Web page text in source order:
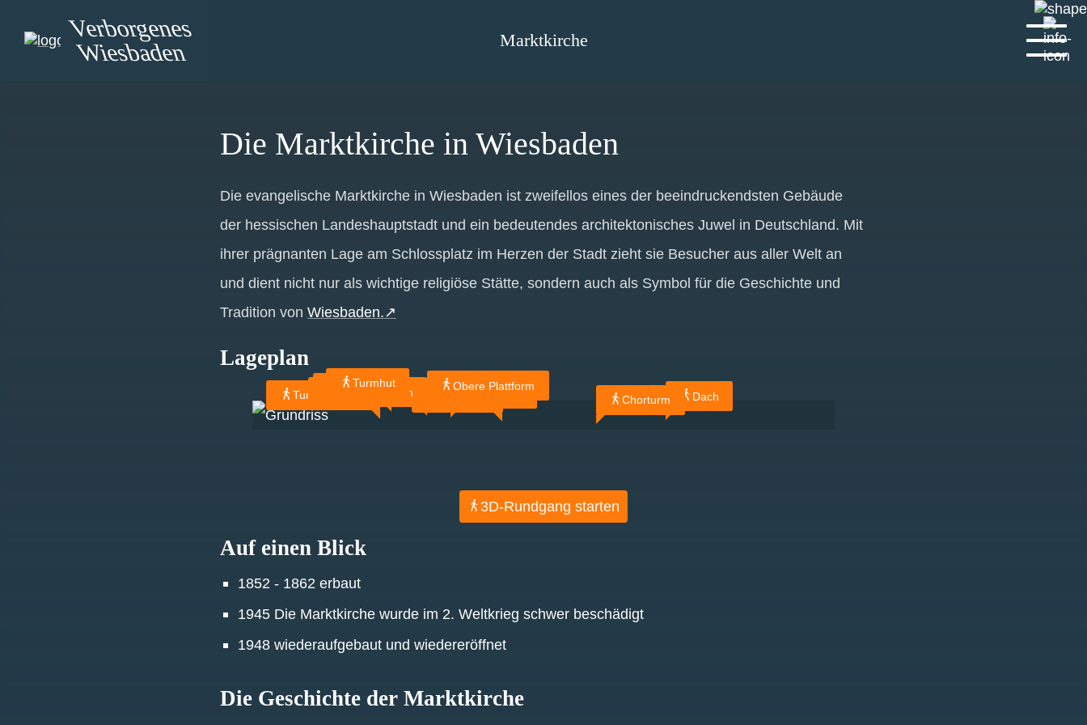
Verborgenes
Wiesbaden
Marktkirche
Die Marktkirche in Wiesbaden
Die evangelische Marktkirche in Wiesbaden ist zweifellos eines der beeindruckendsten Gebäude
der hessischen Landeshauptstadt und ein bedeutendes architektonisches Juwel in Deutschland. Mit
ihrer prägnanten Lage am Schlossplatz im Herzen der Stadt zieht sie Besucher aus aller Welt an
und dient nicht nur als wichtige religiöse Stätte, sondern auch als Symbol für die Geschichte und
Tradition von Wiesbaden.
Lageplan
Dach
Chorturm
Turmwohnung Plattform
Große Glocken Glocken
Carillon Obere Plattform
Turmhut
3D-Rundgang starten
Auf einen Blick
1852 - 1862 erbaut
1945 Die Marktkirche wurde im 2. Weltkrieg schwer beschädigt
1948 wiederaufgebaut und wiedereröffnet
Die Geschichte der Marktkirche